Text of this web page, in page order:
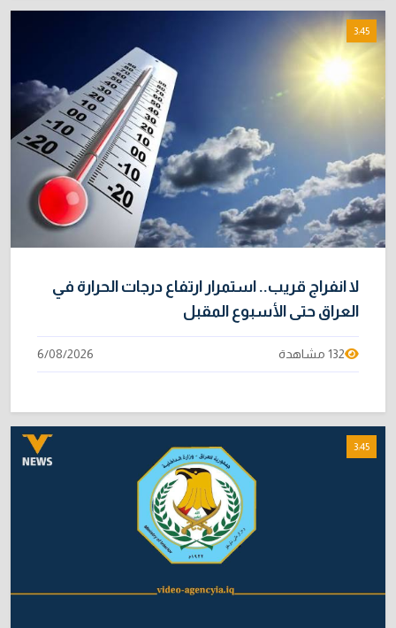
3:45
لا انفراج قريب.. استمرار ارتفاع درجات الحرارة في
العراق حتى الأسبوع المقبل
132 مشاهدة 6/08/2026
3:45